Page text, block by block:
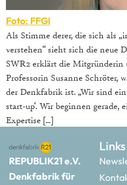
Foto: FFGI
Als Stimme derer, die sich als
verstehen“ sieht sich die neue
SWR2 erklärt die
Professorin Susanne Schröter,
der Denkfabrik ist. „Wir sind
start-up‘. Wir beginnen
Expertise […]
REPUBLIK21 e.V.
Denkfabrik für
Links